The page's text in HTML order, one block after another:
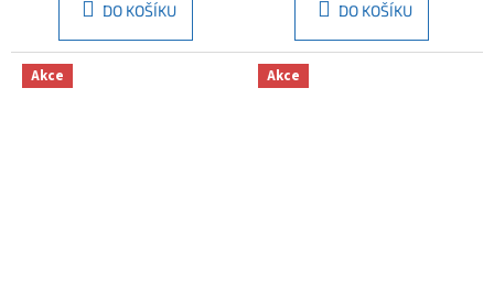
DO KOŠÍKU DO KOŠÍKU
Akce Akce